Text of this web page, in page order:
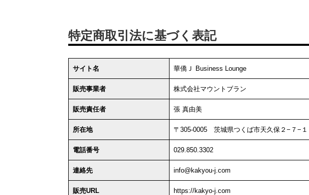
特定商取引法に基づく表記
サイト名 華僑Ｊ Business Lounge
販売事業者 株式会社マウントブラン
販売責任者 張 真由美
所在地 〒305-0005 茨城県つくば市天久保２−７−１
電話番号 029.850.3302
連絡先 info@kakyou-j.com
販売URL https://kakyo-j.com